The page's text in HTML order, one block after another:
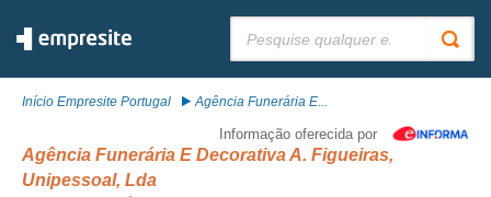
Início Empresite Portugal Agência Funerária E...
Informação oferecida por
Agência Funerária E Decorativa A. Figueiras,
Unipessoal, Lda